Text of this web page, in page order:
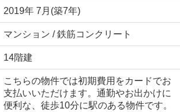
2019年 7月(築7年)
マンション / 鉄筋コンクリート
14階建
こちらの物件では初期費用をカードでお
支払いいただけます。通勤やお出かけに
便利な、徒歩10分に駅のある物件です。